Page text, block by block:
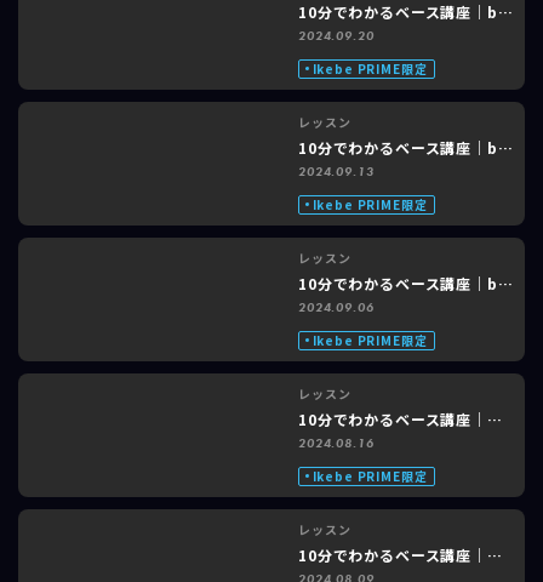
レッスン
2024.09.20
Ikebe PRIME限定
レッスン
2024.09.13
Ikebe PRIME限定
レッスン
2024.09.06
Ikebe PRIME限定
レッスン
2024.08.16
Ikebe PRIME限定
レッスン